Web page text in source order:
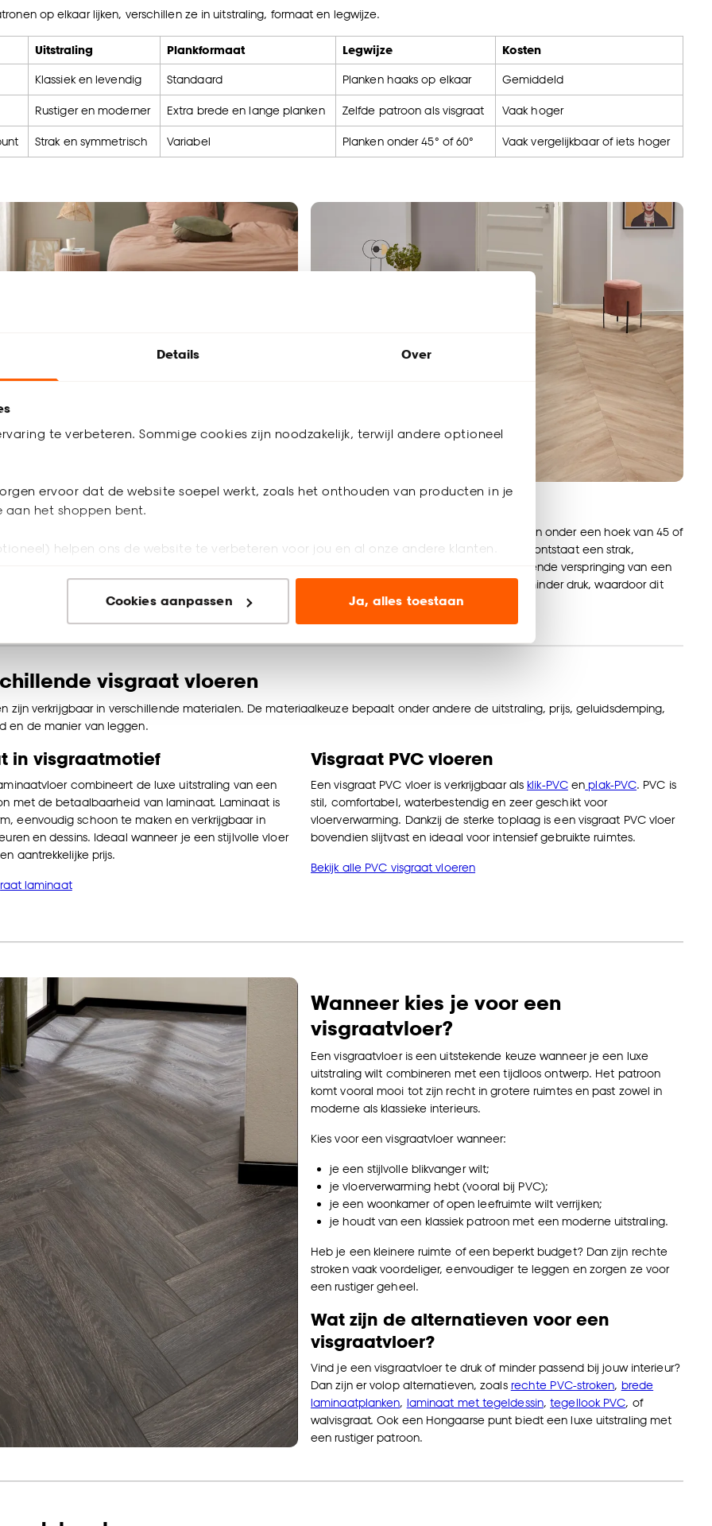
Details Over
te verbeteren. Sommige cookies zijn noodzakelijk, terwijl andere optioneel
ervoor dat de website soepel werkt, zoals het onthouden van producten in je
aan het shoppen bent.
helpen ons de website te verbeteren voor jou en al onze andere klanten.
advertenties en communicatie.
om gebruik te maken van alle cookies, of klik op ‘weigeren’ om alleen de
aanpassen’ te klikken.
deze keuze altijd nog kan aanpassen, bekijk hiervoor onze
Cookies aanpassen Ja, alles toestaan
op elkaar lijken, verschillen ze in uitstraling, formaat en legwijze.
Uitstraling Plankformaat Legwijze Kosten
Klassiek en levendig Standaard Planken haaks op elkaar Gemiddeld
Rustiger en moderner Extra brede en lange planken Zelfde patroon als visgraat Vaak hoger
Strak en symmetrisch Variabel Planken onder 45° of 60° Vaak vergelijkbaar of iets hoger
Hierdoor oogt het patroon rustiger en komt het vooral
vaak iets duurder dan een standaard visgraatvloer.
Bij een Hongaarse punt worden de planken onder een hoek van 45 of
60 graden tegen elkaar gelegd. Hierdoor ontstaat een strak,
symmetrisch patroon zonder de kenmerkende verspringing van een
visgraatvloer. Het resultaat is rustiger en minder druk, waardoor dit
patroon populair is in moderne interieurs.
visgraat vloeren
zijn verkrijgbaar in verschillende materialen. De materiaalkeuze bepaalt onder andere de uitstraling, prijs, geluidsdemping,
en de manier van leggen.
in visgraatmotief
combineert de luxe uitstraling van een
met de betaalbaarheid van laminaat. Laminaat is
eenvoudig schoon te maken en verkrijgbaar in
en dessins. Ideaal wanneer je een stijlvolle vloer
aantrekkelijke prijs.
laminaat
Visgraat PVC vloeren
Een visgraat PVC vloer is verkrijgbaar als klik-PVCen plak-PVC. PVC is
stil, comfortabel, waterbestendig en zeer geschikt voor
vloerverwarming. Dankzij de sterke toplaag is een visgraat PVC vloer
bovendien slijtvast en ideaal voor intensief gebruikte ruimtes.
Bekijk alle PVC visgraat vloeren
Wanneer kies je voor een
visgraatvloer?
Een visgraatvloer is een uitstekende keuze wanneer je een luxe
uitstraling wilt combineren met een tijdloos ontwerp. Het patroon
komt vooral mooi tot zijn recht in grotere ruimtes en past zowel in
moderne als klassieke interieurs.
Kies voor een visgraatvloer wanneer:
je een stijlvolle blikvanger wilt;
je vloerverwarming hebt (vooral bij PVC);
je een woonkamer of open leefruimte wilt verrijken;
je houdt van een klassiek patroon met een moderne uitstraling.
Heb je een kleinere ruimte of een beperkt budget? Dan zijn rechte
stroken vaak voordeliger, eenvoudiger te leggen en zorgen ze voor
een rustiger geheel.
Wat zijn de alternatieven voor een
visgraatvloer?
Vind je een visgraatvloer te druk of minder passend bij jouw interieur?
Dan zijn er volop alternatieven, zoals rechte PVC-stroken, brede
laminaatplanken, laminaat met tegeldessin,tegellook PVC, of
walvisgraat. Ook een Hongaarse punt biedt een luxe uitstraling met
een rustiger patroon.